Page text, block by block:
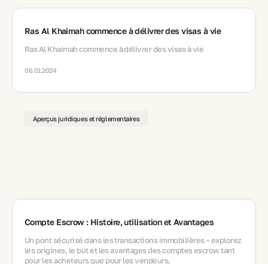
Ras Al Khaimah commence à délivrer des visas à vie
Ras Al Khaimah commence à délivrer des visas à vie
06.01.2024
Aperçus juridiques et réglementaires
Compte Escrow : Histoire, utilisation et Avantages
Un pont sécurisé dans les transactions immobilières – explorez
les origines, le but et les avantages des comptes escrow tant
pour les acheteurs que pour les vendeurs.